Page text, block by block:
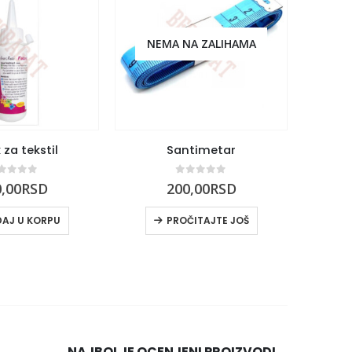
za tekstil
RSD
U KORPU
NEMA NA ZALIHAMA
Santimetar
200,00RSD
PROČITAJTE JOŠ